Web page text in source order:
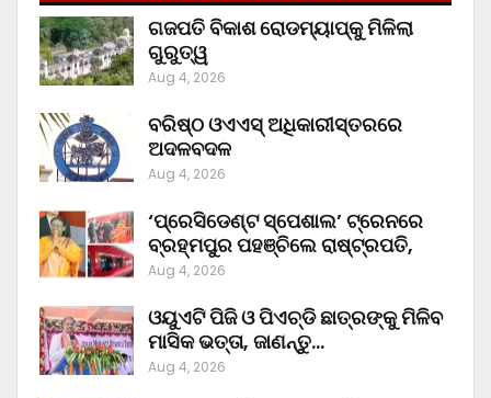
ଗଜପତି ବିକାଶ ରୋଡମ୍ୟାପ୍‌କୁ ମିଳିଲା
ଗୁରୁତ୍ୱ
Aug 4, 2026
ବରିଷ୍ଠ ଓଏଏସ୍‌ ଅଧିକାରୀସ୍ତରରେ
ଅଦଳବଦଳ
Aug 4, 2026
‘ପ୍ରେସିଡେଣ୍ଟ ସ୍ପେଶାଲ’ ଟ୍ରେନରେ
ବ୍ରହ୍ମପୁର ପହଞ୍ଚିଲେ ରାଷ୍ଟ୍ରପତି,
Aug 4, 2026
ଓୟୁଏଟି ପିଜି ଓ ପିଏଚ୍‌ଡି ଛାତ୍ରଙ୍କୁ ମିଳିବ
ମାସିକ ଭତ୍ତା, ଜାଣନ୍ତୁ…
Aug 4, 2026